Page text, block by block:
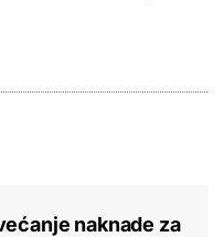
naknade za